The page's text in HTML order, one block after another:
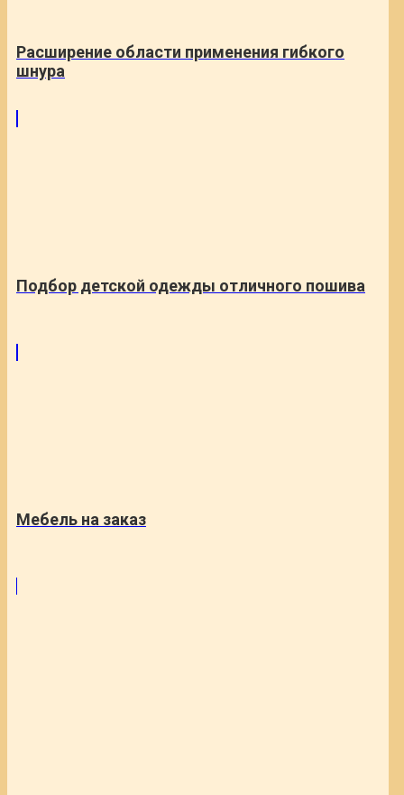
Расширение области применения гибкого
шнура
Подбор детской одежды отличного пошива
Мебель на заказ